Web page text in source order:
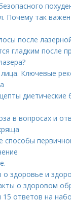
Почему так
после
гладким после
Ключевые
диетические
в вопросах и
здоровье и
о здоровом
15 ответов на